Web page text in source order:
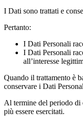
I Dati sono trattati e
Pertanto:
I Dati Personali
I Dati Personali
all’interesse
Quando il trattamento è
conservare i Dati
Al termine del periodo di
più essere esercitati.